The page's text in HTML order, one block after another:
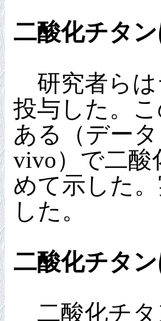
二酸化チタ
研究者らは
投与した。
ある（デー
vivo）で二酸
めて示した
した。
二酸化チタ
二酸化チタ